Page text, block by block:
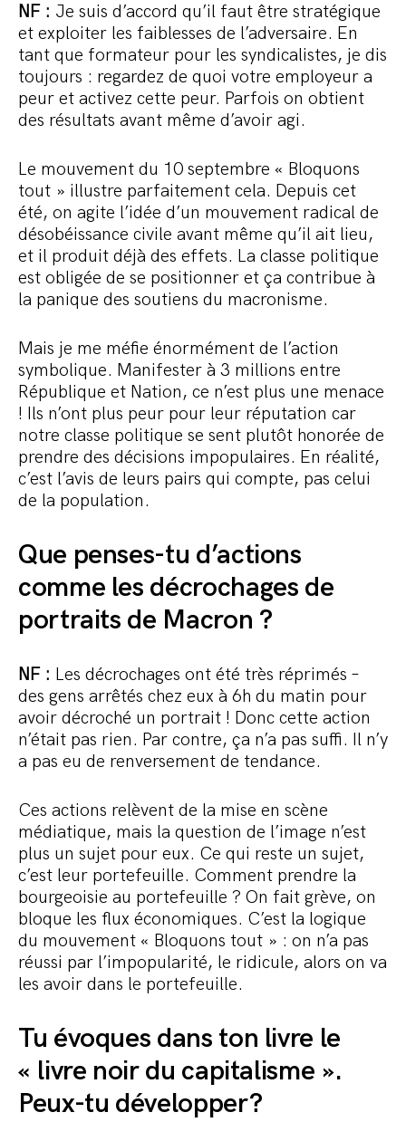
NF : Je suis d’accord qu’il faut être stratégique
et exploiter les faiblesses de l’adversaire. En
tant que formateur pour les syndicalistes, je dis
toujours : regardez de quoi votre employeur a
peur et activez cette peur. Parfois on obtient
des résultats avant même d’avoir agi.
Le mouvement du 10 septembre « Bloquons
tout » illustre parfaitement cela. Depuis cet
été, on agite l’idée d’un mouvement radical de
désobéissance civile avant même qu’il ait lieu,
et il produit déjà des effets. La classe politique
est obligée de se positionner et ça contribue à
la panique des soutiens du macronisme.
Mais je me méfie énormément de l’action
symbolique. Manifester à 3 millions entre
République et Nation, ce n’est plus une menace
! Ils n’ont plus peur pour leur réputation car
notre classe politique se sent plutôt honorée de
prendre des décisions impopulaires. En réalité,
c’est l’avis de leurs pairs qui compte, pas celui
de la population.
Que penses-tu d’actions
comme les décrochages de
portraits de Macron ?
NF : Les décrochages ont été très réprimés –
des gens arrêtés chez eux à 6h du matin pour
avoir décroché un portrait ! Donc cette action
n’était pas rien. Par contre, ça n’a pas suffi. Il n’y
a pas eu de renversement de tendance.
Ces actions relèvent de la mise en scène
médiatique, mais la question de l’image n’est
plus un sujet pour eux. Ce qui reste un sujet,
c’est leur portefeuille. Comment prendre la
bourgeoisie au portefeuille ? On fait grève, on
bloque les flux économiques. C’est la logique
du mouvement « Bloquons tout » : on n’a pas
réussi par l’impopularité, le ridicule, alors on va
les avoir dans le portefeuille.
Tu évoques dans ton livre le
« livre noir du capitalisme ».
Peux-tu développer?